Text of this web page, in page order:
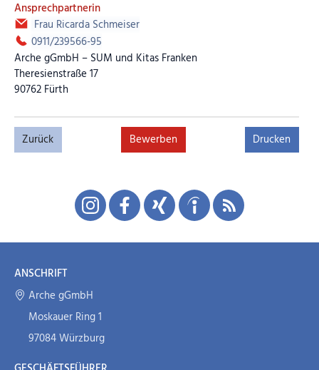
Ansprechpartnerin
Frau Ricarda Schmeiser
0911/239566-95
Arche gGmbH – SUM und Kitas Franken
Theresienstraße 17
90762 Fürth
Zurück Bewerben Drucken
ANSCHRIFT
Arche gGmbH
Moskauer Ring 1
97084 Würzburg